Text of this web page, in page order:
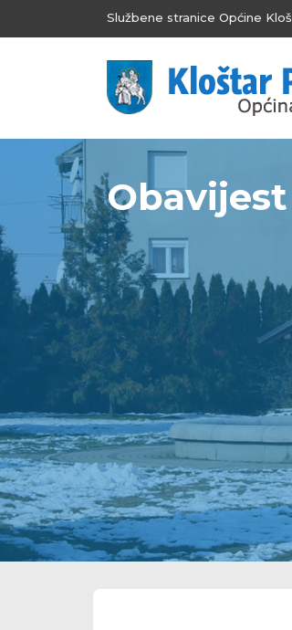
Službene stranice Općine